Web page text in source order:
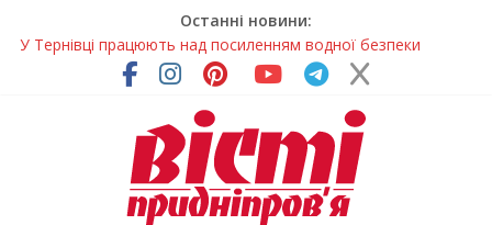
Останні новини:
У Тернівці працюють над посиленням водної безпеки
На Дніпропетровщині різко зросла кількість пожеж в
У Самарі провели незвичайний майстер-клас
Світлові рішення майстрів із Дніпра визнали найкращими в
Засинання після півночі може негативно впливати на